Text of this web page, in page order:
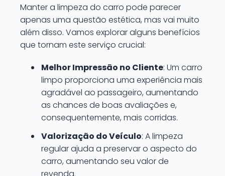
Manter a limpeza do carro pode parecer
apenas uma questão estética, mas vai muito
além disso. Vamos explorar alguns benefícios
que tornam este serviço crucial:
Melhor Impressão no Cliente: Um carro
limpo proporciona uma experiência mais
agradável ao passageiro, aumentando
as chances de boas avaliações e,
consequentemente, mais corridas.
Valorização do Veículo: A limpeza
regular ajuda a preservar o aspecto do
carro, aumentando seu valor de